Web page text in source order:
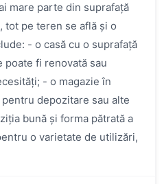
mare parte din suprafață
pe teren se află și o
- o casă cu o suprafață
poate fi renovată sau
- o magazie în
depozitare sau alte
bună și forma pătrată a
o varietate de utilizări,